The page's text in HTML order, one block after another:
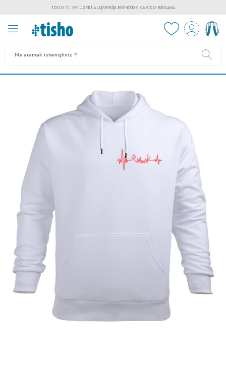
1000 TL VE ÜZERI ALIŞVERIŞLERINIZDE KARGO BEDAVA